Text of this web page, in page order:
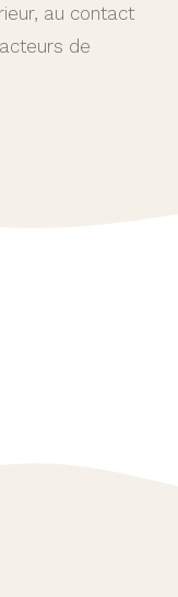
au contact
de